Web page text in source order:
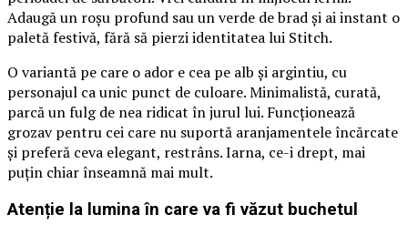
Adaugă un roșu profund sau un verde de brad și ai instant o
paletă festivă, fără să pierzi identitatea lui Stitch.
O variantă pe care o ador e cea pe alb și argintiu, cu
personajul ca unic punct de culoare. Minimalistă, curată,
parcă un fulg de nea ridicat în jurul lui. Funcționează
grozav pentru cei care nu suportă aranjamentele încărcate
și preferă ceva elegant, restrâns. Iarna, ce-i drept, mai
puțin chiar înseamnă mai mult.
Atenție la lumina în care va fi văzut buchetul